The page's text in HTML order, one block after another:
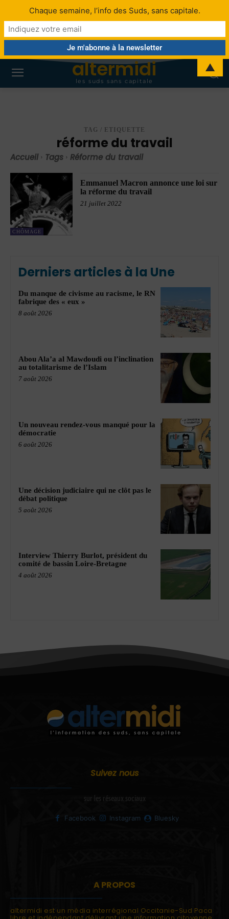
altermidi
les suds sans capitale
TAG / ETIQUETTE
réforme du travail
Accueil Tags Réforme du travail
CHÔMAGE
Emmanuel Macron annonce une loi sur
la réforme du travail
21 juillet 2022
Derniers articles à la Une
Du manque de civisme au racisme, le RN
fabrique des « eux »
8 août 2026
Abou Ala’a al Mawdoudi ou l’inclination
au totalitarisme de l’Islam
7 août 2026
Un nouveau rendez-vous manqué pour la
démocratie
6 août 2026
Une décision judiciaire qui ne clôt pas le
débat politique
5 août 2026
Interview Thierry Burlot, président du
comité de bassin Loire-Bretagne
4 août 2026
Suivez nous
sur les réseaux sociaux
Facebook Instagram Bluesky
A PROPOS
altermidi est un média interrégional Occitanie-Sud Paca
Chaque semaine, l’info des Suds, sans capitale.
▲